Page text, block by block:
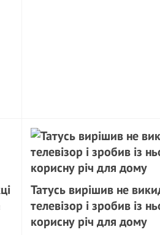
Татусь вирішив не
телевізор і зробив із
корисну річ для дому